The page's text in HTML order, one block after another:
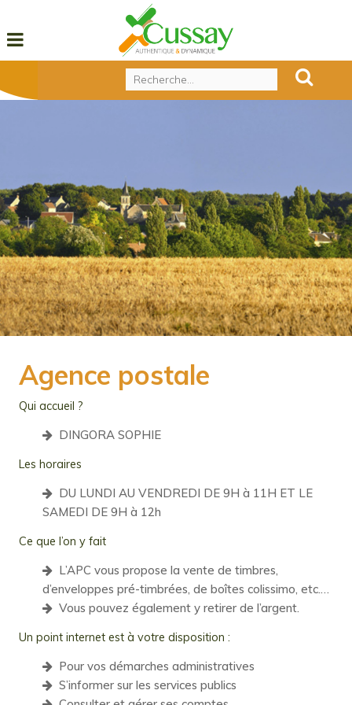
Agence postale
Qui accueil ?
DINGORA SOPHIE
Les horaires
DU LUNDI AU VENDREDI DE 9H à 11H ET LE
SAMEDI DE 9H à 12h
Ce que l’on y fait
L’APC vous propose la vente de timbres,
d’enveloppes pré-timbrées, de boîtes colissimo, etc.…
Vous pouvez également y retirer de l’argent.
Un point internet est à votre disposition :
Pour vos démarches administratives
S’informer sur les services publics